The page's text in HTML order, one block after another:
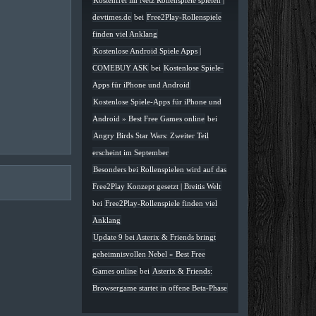
devtimes.de bei Free2Play-Rollenspiele
finden viel Anklang
Kostenlose Android Spiele Apps |
COMEBUY ASK bei Kostenlose Spiele-
Apps für iPhone und Android
Kostenlose Spiele-Apps für iPhone und
Android » Best Free Games online bei
Angry Birds Star Wars: Zweiter Teil
erscheint im September
Besonders bei Rollenspielen wird auf das
Free2Play Konzept gesetzt | Breitis Welt
bei Free2Play-Rollenspiele finden viel
Anklang
Update 9 bei Asterix & Friends bringt
geheimnisvollen Nebel » Best Free
Games online bei Asterix & Friends:
Browsergame startet in offene Beta-Phase